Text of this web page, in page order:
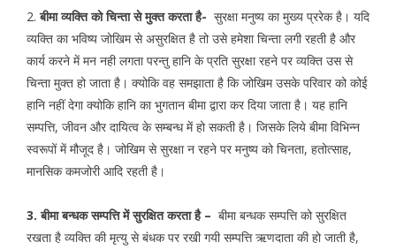
2.बीमा व्यक्ति को चिन्ता से मुक्त करता है- सुरक्षा मनुष्य का मुख्य प्ररेक है। यदि
व्यक्ति का भविष्य जोखिम से असुरक्षित है तो उसे हमेशा चिन्ता लगी रहती है और
कार्य करने में मन नही लगता परन्तु हानि के प्रति सुरक्षा रहने पर व्यक्ति उस से
चिन्ता मुक्त हो जाता है। क्योकि वह समझाता है कि जोखिम उसके परिवार को कोई
हानि नहीं देगा क्योकि हानि का भुगतान बीमा द्वारा कर दिया जाता है। यह हानि
सम्पत्ति, जीवन और दायित्व के सम्बन्ध में हो सकती है। जिसके लिये बीमा विभिन्न
स्वरूपों में मौजूद है। जोखिम से सुरक्षा न रहने पर मनुष्य को चिनता, हतोत्साह,
मानसिक कमजोरी आदि रहती है।
3. बीमा बन्धक सम्पत्ति में सुरक्षित करता है – बीमा बन्धक सम्पत्ति को सुरक्षित
रखता है व्यक्ति की मृत्यु से बंधक पर रखी गयी सम्पत्ति ऋणदाता की हो जाती है,